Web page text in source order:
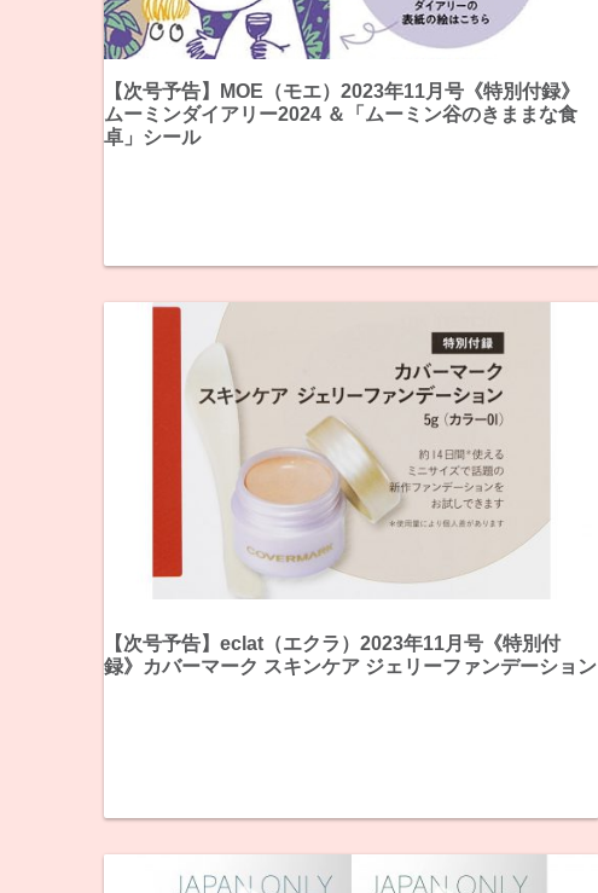
【次号予告】MOE（モエ）2023年11月号《特別付録》
ムーミンダイアリー2024 ＆「ムーミン谷のきままな食
卓」シール
【次号予告】eclat（エクラ）2023年11月号《特別付
録》カバーマーク スキンケア ジェリーファンデーション